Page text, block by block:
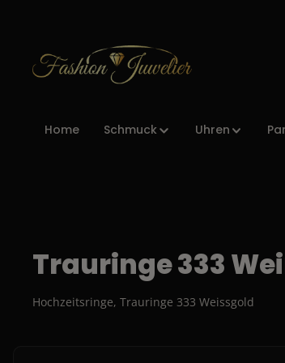
Home Schmuck Uhren
Trauringe 333
Hochzeitsringe, Trauringe 333 Weissgold